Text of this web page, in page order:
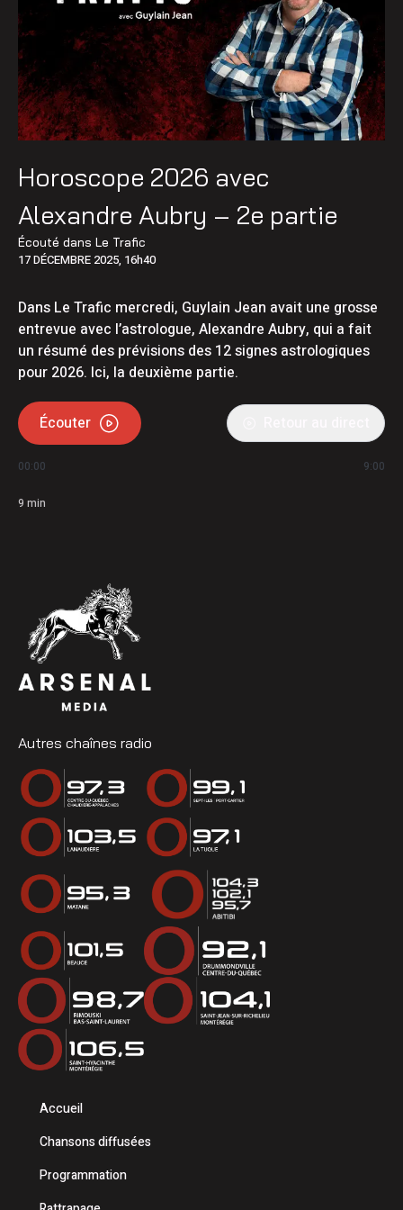
Horoscope 2026 avec
Alexandre Aubry – 2e partie
Écouté dans Le Trafic
17 DÉCEMBRE 2025, 16h40
Dans Le Trafic mercredi, Guylain Jean avait une grosse
entrevue avec l’astrologue, Alexandre Aubry, qui a fait
un résumé des prévisions des 12 signes astrologiques
pour 2026. Ici, la deuxième partie.
Écouter
00:00 9:00
9 min
Autres chaînes radio
Accueil
Chansons diffusées
Programmation